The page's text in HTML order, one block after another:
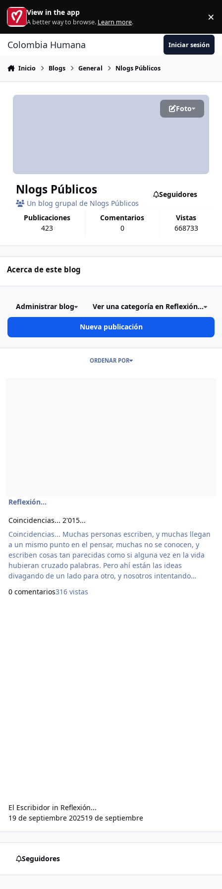
Ir al contenido
View in the app
A better way to browse. Learn more. ×
Colombia Humana Iniciar sesión
Inicio Blogs General Nlogs Públicos
Foto
Nlogs Públicos
Un blog grupal de Nlogs Públicos
publicaciones
423
comentarios
0
vistas
668733
Seguidores
Acerca de este blog
Administrar blog Ver una categoría en Reflexión...
Nueva publicación
ORDENAR POR
Reflexión...
Coincidencias... 2'015...
Coincidencias... Muchas personas escriben, y muchas llegan
a un mismo punto en el pensar, muchas no se conocen, y
escriben cosas tan parecidas como si alguna vez en la vida
hubieran cruzado palabras. Pero ahí están las ideas
divagando de un lado para otro, y nosotros intentando
países han usado frases iguales, pero ninguno plagió al otro,
0 comentarios316 vistas
El Escribidorin Reflexión...
19 de septiembre 202519 de septiembre
Seguidores